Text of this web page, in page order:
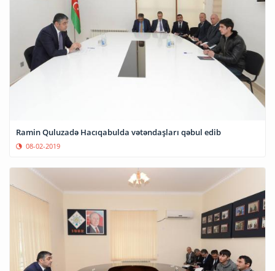
Ramin Quluzadə Hacıqabulda vətəndaşları qəbul edib
08-02-2019